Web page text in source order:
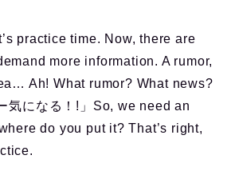
practice time. Now, there are
more information. A rumor,
Ah! What rumor? What news?
気になる！!」So, we need an
do you put it? That’s right,